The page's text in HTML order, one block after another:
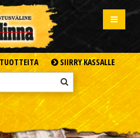
SIIRRY KASSALLE